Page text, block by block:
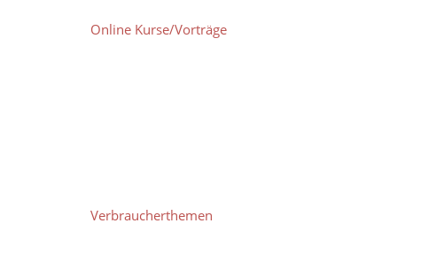
Online Kurse/Vorträge
Verbraucherthemen